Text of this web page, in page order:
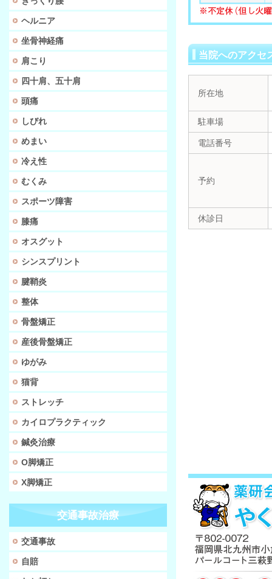
当院へのアクセ
所在地
駐車場
電話番号
予約
休診日
ヘルニア
坐骨神経痛
肩こり
四十肩、五十肩
頭痛
しびれ
めまい
冷え性
むくみ
スポーツ障害
膝痛
オスグット
シンスプリント
腱鞘炎
整体
骨盤矯正
産後骨盤矯正
ゆがみ
猫背
ストレッチ
カイロプラクティック
鍼灸治療
O脚矯正
X脚矯正
交通事故治療
交通事故
自賠